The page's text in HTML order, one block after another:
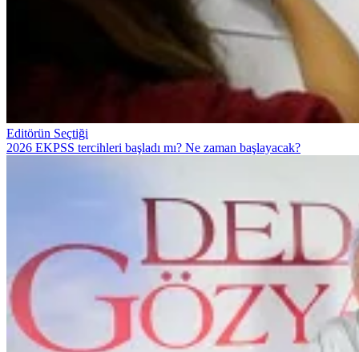
Editörün Seçtiği
2026 EKPSS tercihleri başladı mı? Ne zaman başlayacak?